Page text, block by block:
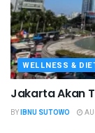
WELLNESS &
Jakarta Akan
BYIBNU SUTOWO